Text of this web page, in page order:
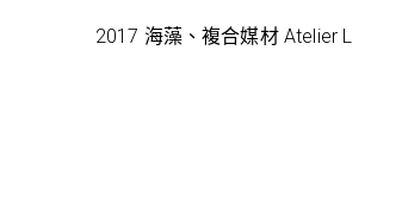
2017 海藻、複合媒材 Atelier L